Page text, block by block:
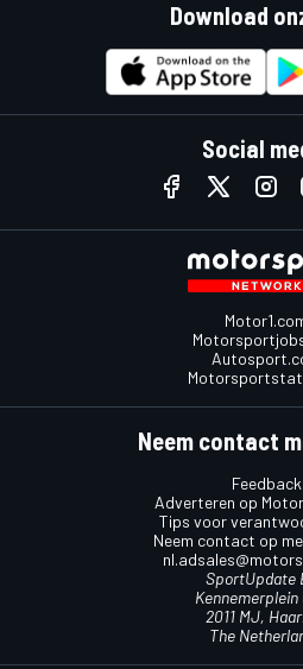
Download
Social
Neem contact
Feedback
Adverteren op
Tips voor
Neem contact op
SportUpdate
Kennemerplein
2011 MJ,
The